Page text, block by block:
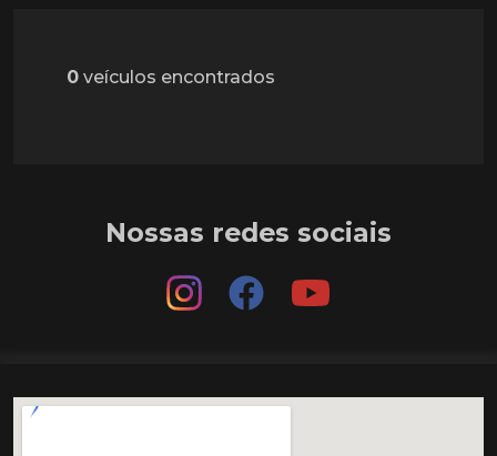
0 veículos encontrados
Nossas redes sociais